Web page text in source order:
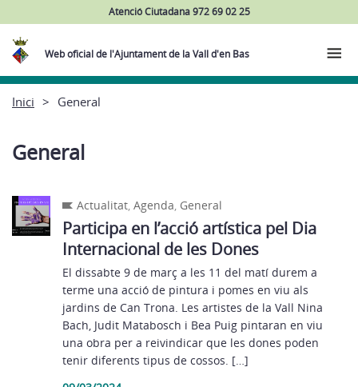
Atenció Ciutadana 972 69 02 25
Web oficial de l'Ajuntament de la Vall d'en Bas
Inici General
General
Actualitat,Agenda, General
Participa en l’acció artística pel Dia
Internacional de les Dones
El dissabte 9 de març a les 11 del matí durem a
terme una acció de pintura i pomes en viu als
jardins de Can Trona. Les artistes de la Vall Nina
Bach, Judit Matabosch i Bea Puig pintaran en viu
una obra per a reivindicar que les dones poden
tenir diferents tipus de cossos. […]